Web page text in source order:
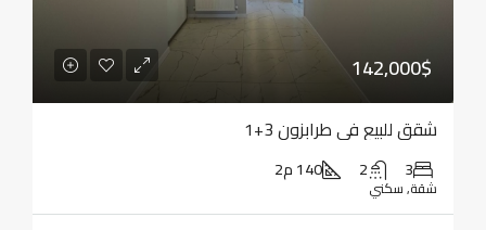
142,000$
شقق للبيع في طرابزون 3+1
3
2 140 م2
شقة, سكني